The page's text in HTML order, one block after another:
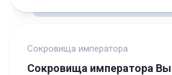
Сокровища императора
Сокровища императора